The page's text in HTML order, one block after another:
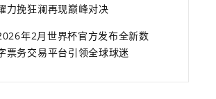
力挽狂澜再现巅峰对决
年2月世界杯官方发布全新数
票务交易平台引领全球球迷